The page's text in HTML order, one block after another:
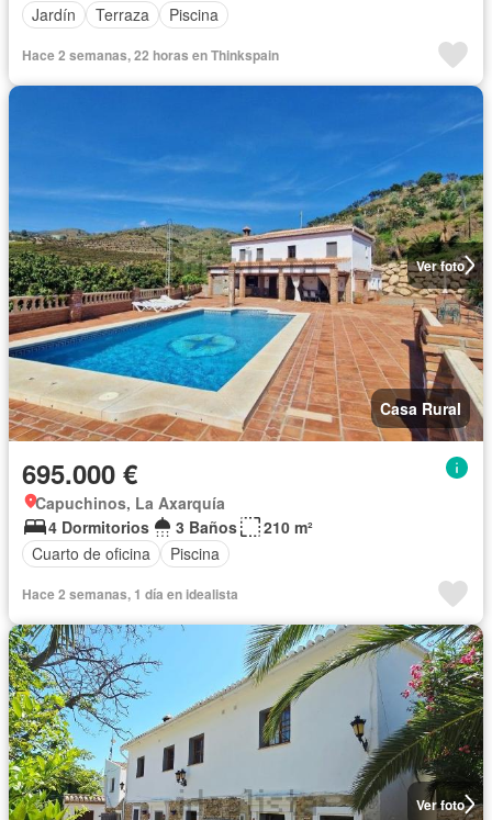
Jardín
Terraza Piscina
Hace 2 semanas, 22 horas en Thinkspain
Ver foto
Casa Rural
695.000 €
Capuchinos, La Axarquía
4 Dormitorios
3 Baños
210 m²
Cuarto de oficina
Piscina
Hace 2 semanas, 1 día en idealista
Ver foto